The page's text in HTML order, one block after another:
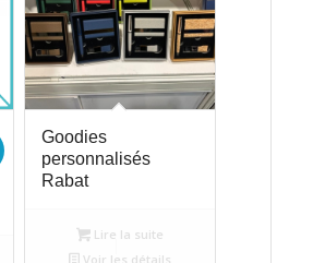
Goodies
personnalisés
Rabat
Lire la suite
Voir les détails